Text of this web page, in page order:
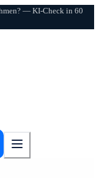
— KI-Check in 60